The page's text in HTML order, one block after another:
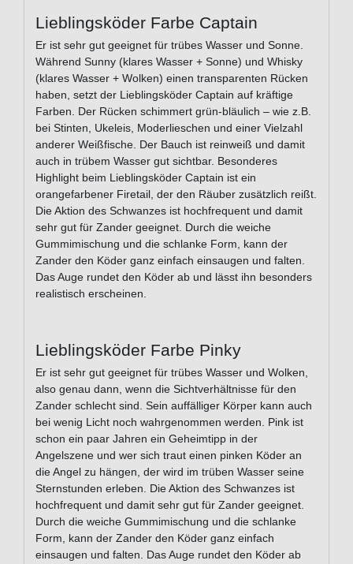
Lieblingsköder Farbe Captain
Er ist sehr gut geeignet für trübes Wasser und Sonne.
Während Sunny (klares Wasser + Sonne) und Whisky
(klares Wasser + Wolken) einen transparenten Rücken
haben, setzt der Lieblingsköder Captain auf kräftige
Farben. Der Rücken schimmert grün-bläulich – wie z.B.
bei Stinten, Ukeleis, Moderlieschen und einer Vielzahl
anderer Weißfische. Der Bauch ist reinweiß und damit
auch in trübem Wasser gut sichtbar. Besonderes
Highlight beim Lieblingsköder Captain ist ein
orangefarbener Firetail, der den Räuber zusätzlich reißt.
Die Aktion des Schwanzes ist hochfrequent und damit
sehr gut für Zander geeignet. Durch die weiche
Gummimischung und die schlanke Form, kann der
Zander den Köder ganz einfach einsaugen und falten.
Das Auge rundet den Köder ab und lässt ihn besonders
realistisch erscheinen.
Lieblingsköder Farbe Pinky
Er ist sehr gut geeignet für trübes Wasser und Wolken,
also genau dann, wenn die Sichtverhältnisse für den
Zander schlecht sind. Sein auffälliger Körper kann auch
bei wenig Licht noch wahrgenommen werden. Pink ist
schon ein paar Jahren ein Geheimtipp in der
Angelszene und wer sich traut einen pinken Köder an
die Angel zu hängen, der wird im trüben Wasser seine
Sternstunden erleben. Die Aktion des Schwanzes ist
hochfrequent und damit sehr gut für Zander geeignet.
Durch die weiche Gummimischung und die schlanke
Form, kann der Zander den Köder ganz einfach
einsaugen und falten. Das Auge rundet den Köder ab